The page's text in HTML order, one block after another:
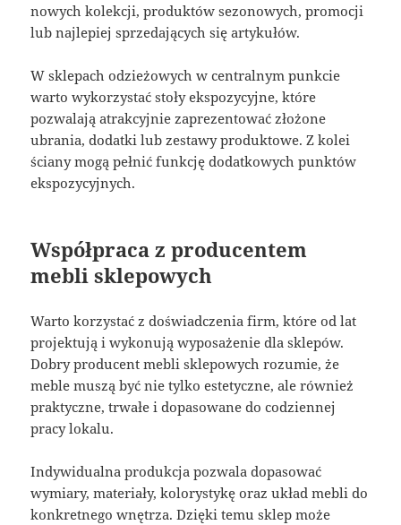
nowych kolekcji, produktów sezonowych, promocji
lub najlepiej sprzedających się artykułów.
W sklepach odzieżowych w centralnym punkcie
warto wykorzystać stoły ekspozycyjne, które
pozwalają atrakcyjnie zaprezentować złożone
ubrania, dodatki lub zestawy produktowe. Z kolei
ściany mogą pełnić funkcję dodatkowych punktów
ekspozycyjnych.
Współpraca z producentem
mebli sklepowych
Warto korzystać z doświadczenia firm, które od lat
projektują i wykonują wyposażenie dla sklepów.
Dobry producent mebli sklepowych rozumie, że
meble muszą być nie tylko estetyczne, ale również
praktyczne, trwałe i dopasowane do codziennej
pracy lokalu.
Indywidualna produkcja pozwala dopasować
wymiary, materiały, kolorystykę oraz układ mebli do
konkretnego wnętrza. Dzięki temu sklep może